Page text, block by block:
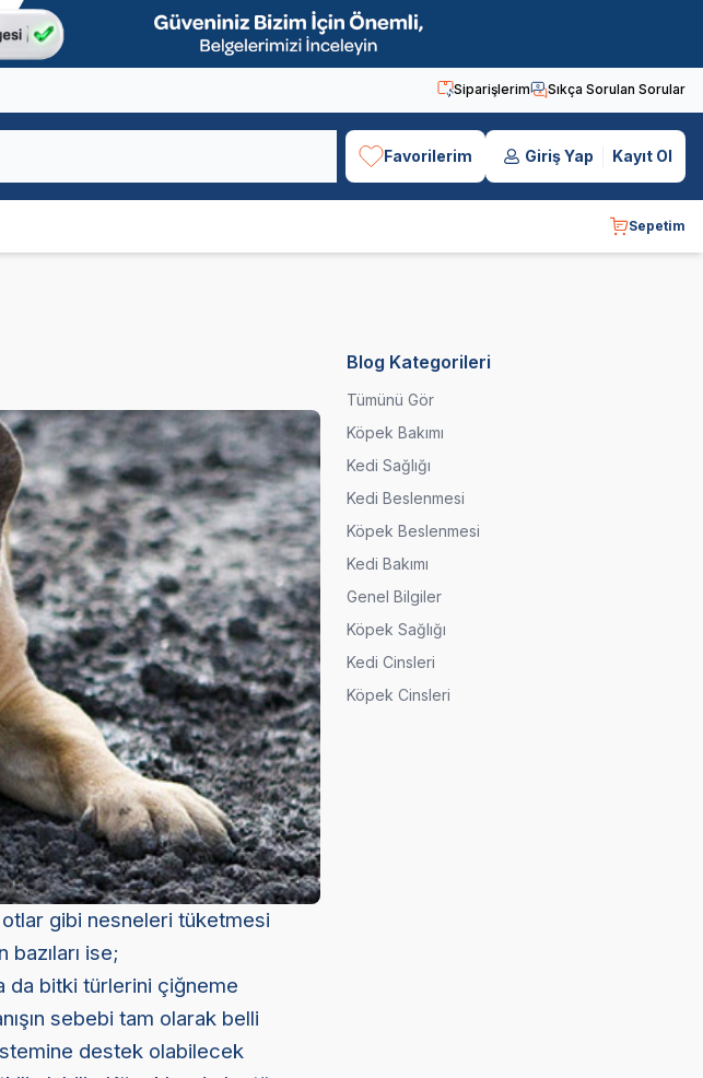
Siparişlerim Sıkça Sorulan Sorular
Favorilerim Giriş Yap Kayıt Ol
Sepetim
gibi nesneleri tüketmesi
ise;
da bitki türlerini çiğneme
sebebi tam olarak belli
destek olabilecek
Blog Kategorileri
Tümünü Gör
Köpek Bakımı
Kedi Sağlığı
Kedi Beslenmesi
Köpek Beslenmesi
Kedi Bakımı
Genel Bilgiler
Köpek Sağlığı
Kedi Cinsleri
Köpek Cinsleri